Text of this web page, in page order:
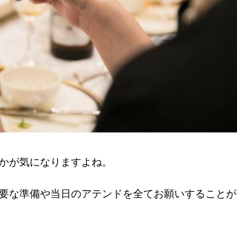
が気になりますよね。
な準備や当日のアテンドを全てお願いすることが